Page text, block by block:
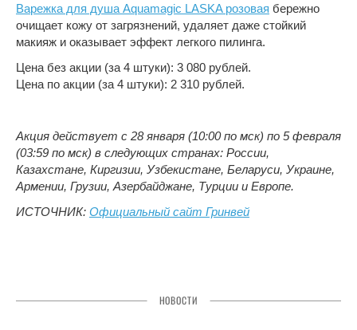
Варежка для душа Aquamagic LASKA розовая бережно
очищает кожу от загрязнений, удаляет даже стойкий
макияж и оказывает эффект легкого пилинга.
Цена без акции (за 4 штуки): 3 080 рублей.
Цена по акции (за 4 штуки): 2 310 рублей.
Акция действует с 28 января (10:00 по мск) по 5 февраля
(03:59 по мск) в следующих странах: России,
Казахстане, Киргизии, Узбекистане, Беларуси, Украине,
Армении, Грузии, Азербайджане, Турции и Европе.
ИСТОЧНИК: Официальный сайт Гринвей
НОВОСТИ